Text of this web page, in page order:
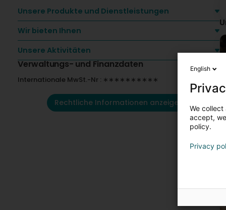
Unsere Produkte und Dienstleistungen
Wir bieten Ihnen
Unsere Aktivitäten
Verwaltungs- und Finanzdaten
Internationale MwSt.-Nr : ∗∗∗∗∗∗∗∗∗∗
Rechtliche Informationen anzeigen
English
We
accept,
policy.
Privacy